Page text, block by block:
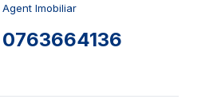
Agent Imobiliar
0763664136